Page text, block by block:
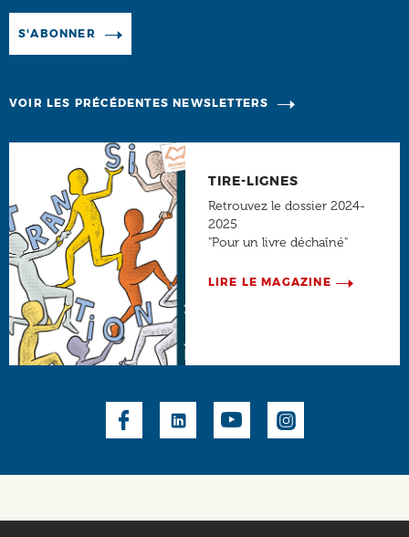
S'ABONNER
VOIR LES PRÉCÉDENTES NEWSLETTERS
TIRE-LIGNES
Retrouvez le dossier 2024-
2025
"Pour un livre déchaîné"
LIRE LE MAGAZINE